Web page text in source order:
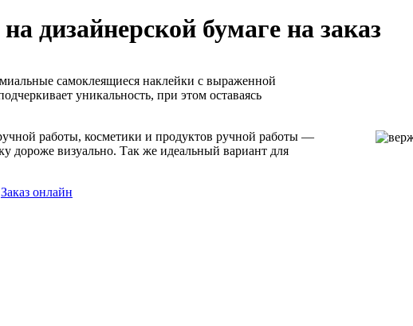
дизайнерской бумаге на заказ
самоклеящиеся наклейки с выраженной
уникальность, при этом оставаясь
работы, косметики и продуктов ручной работы —
дороже визуально. Так же идеальный вариант для
Заказ онлайн